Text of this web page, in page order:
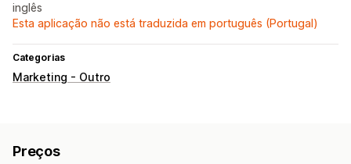
inglês
Esta aplicação não está traduzida em português (Portugal)
Categorias
Marketing - Outro
Preços